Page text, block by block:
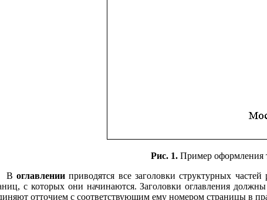
Рис. 1.Пример оформления
Воглавлении приводятся все заголовки структурных
с которых они начинаются. Заголовки оглавления
отточием с соответствующим ему номером страницы в